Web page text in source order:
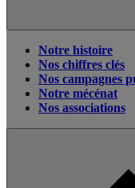
Notre histoire
Nos chiffres clés
Nos campagnes
Notre mécénat
Nos associations